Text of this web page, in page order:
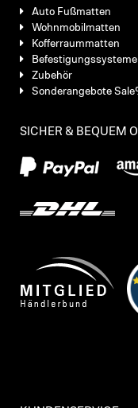
Auto Fußmatten
Wohnmobilmatten
Kofferraummatten
Befestigungssysteme
Zubehör
Sonderangebote
SICHER & BEQUEM